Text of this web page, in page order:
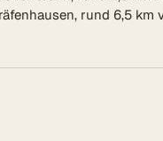
rund 6,5 km